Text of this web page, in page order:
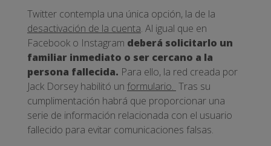
Twitter contempla una única opción, la de la
desactivación de la cuenta. Al igual que en
Facebook o Instagram deberá solicitarlo un
familiar inmediato o ser cercano a la
persona fallecida. Para ello, la red creada por
Jack Dorsey habilitó un formulario. Tras su
cumplimentación habrá que proporcionar una
serie de información relacionada con el usuario
fallecido para evitar comunicaciones falsas.